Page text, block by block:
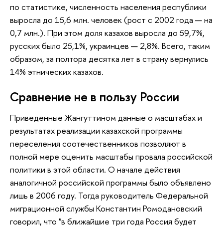
по статистике, численность населения республики
выросла до 15,6 млн. человек (рост с 2002 года — на
0,7 млн.). При этом доля казахов выросла до 59,7%,
русских было 25,1%, украинцев — 2,8%. Всего, таким
образом, за полтора десятка лет в страну вернулись
14% этнических казахов.
Сравнение не в пользу России
Приведенные Жангуттином данные о масштабах и
результатах реализации казахской программы
переселения соотечественников позволяют в
полной мере оценить масштабы провала российской
политики в этой области. О начале действия
аналогичной российской программы было объявлено
лишь в 2006 году. Тогда руководитель Федеральной
миграционной службы Константин Ромодановский
говорил, что "в ближайшие три года Россия будет